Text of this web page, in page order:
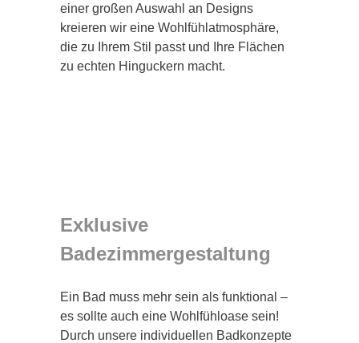
einer großen Auswahl an Designs
kreieren wir eine Wohlfühlatmosphäre,
die zu Ihrem Stil passt und Ihre Flächen
zu echten Hinguckern macht.
Exklusive
Badezimmergestaltung
Ein Bad muss mehr sein als funktional –
es sollte auch eine Wohlfühloase sein!
Durch unsere individuellen Badkonzepte